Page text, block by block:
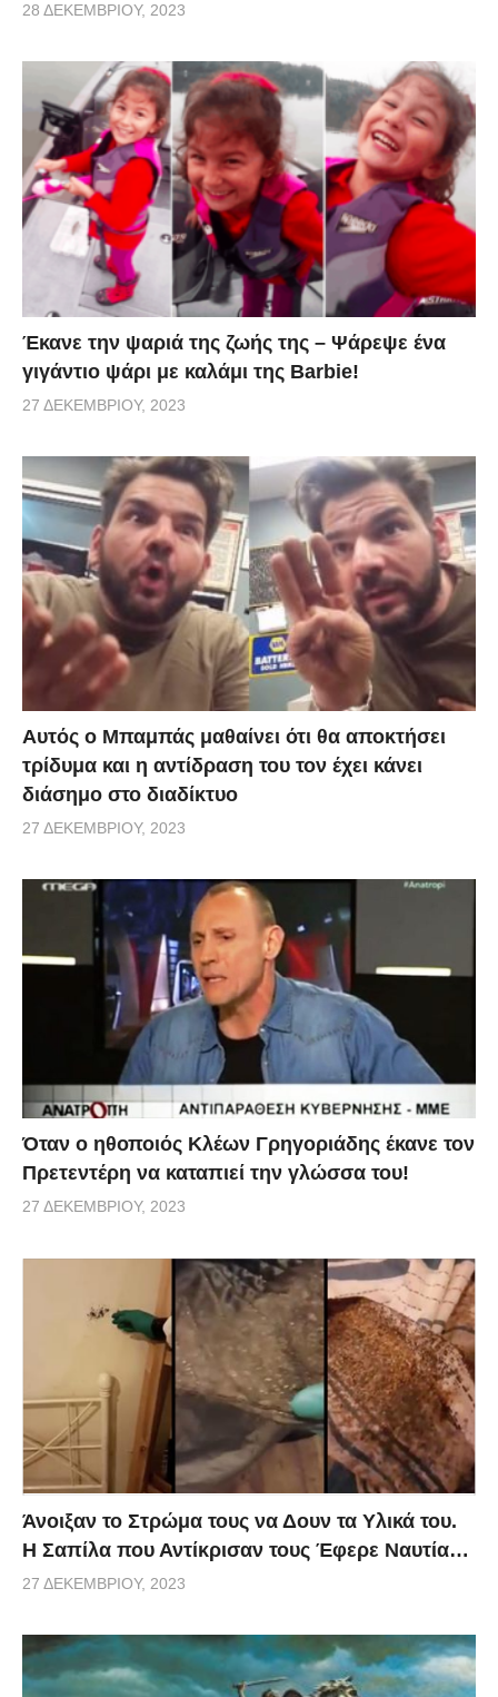
28 ΔΕΚΕΜΒΡΊΟΥ, 2023
Έκανε την ψαριά της ζωής της – Ψάρεψε ένα
γιγάντιο ψάρι με καλάμι της Barbie!
27 ΔΕΚΕΜΒΡΊΟΥ, 2023
Αυτός ο Μπαμπάς μαθαίνει ότι θα αποκτήσει
τρίδυμα και η αντίδραση του τον έχει κάνει
διάσημο στο διαδίκτυο
27 ΔΕΚΕΜΒΡΊΟΥ, 2023
Όταν ο ηθοποιός Κλέων Γρηγοριάδης έκανε τον
Πρετεντέρη να καταπιεί την γλώσσα του!
27 ΔΕΚΕΜΒΡΊΟΥ, 2023
Άνοιξαν το Στρώμα τους να Δουν τα Υλικά του.
Η Σαπίλα που Αντίκρισαν τους Έφερε Ναυτία…
27 ΔΕΚΕΜΒΡΊΟΥ, 2023